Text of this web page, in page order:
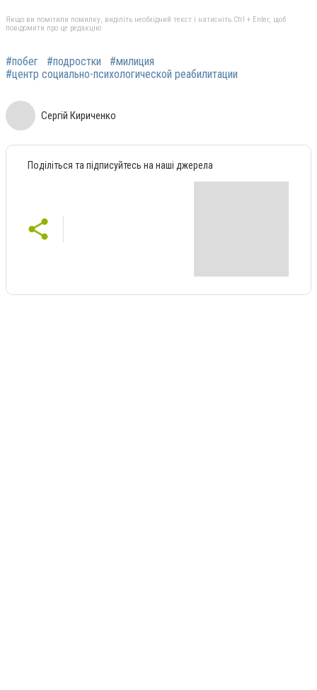
Якщо ви помітили помилку, виділіть необхідний текст і натисніть Ctrl + Enter, щоб
повідомити про це редакцію
#побег #подростки
#милиция
#центр социально-психологической реабилитации
Сергій Кириченко
Поділіться та підписуйтесь на наші джерела